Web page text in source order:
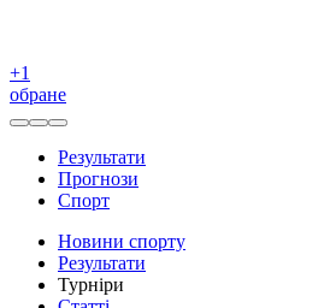
+1
обране
Результати
Прогнози
Спорт
Новини спорту
Результати
Турніри